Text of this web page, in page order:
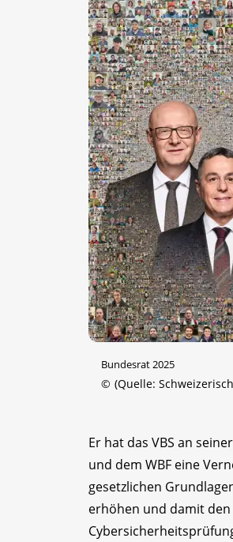
Bundesrat 2025
© (Quelle:
Er hat das VBS an
und dem WBF eine
gesetzlichen
erhöhen und damit